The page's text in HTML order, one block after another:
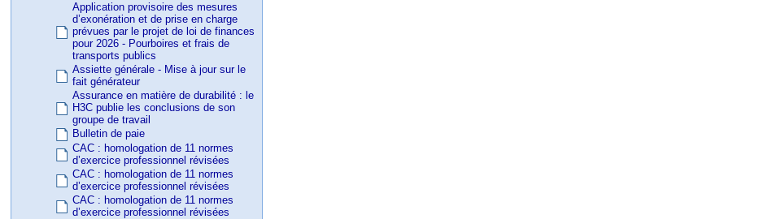
Application provisoire des mesures
d’exonération et de prise en charge
prévues par le projet de loi de finances
pour 2026 - Pourboires et frais de
transports publics
Assiette générale - Mise à jour sur le
fait générateur
Assurance en matière de durabilité : le
H3C publie les conclusions de son
groupe de travail
Bulletin de paie
CAC : homologation de 11 normes
d’exercice professionnel révisées
CAC : homologation de 11 normes
d’exercice professionnel révisées
CAC : homologation de 11 normes
d’exercice professionnel révisées